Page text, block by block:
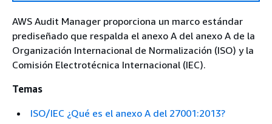
AWS Audit Manager proporciona un marco estándar
prediseñado que respalda el anexo A del anexo A de la
Organización Internacional de Normalización (ISO) y la
Comisión Electrotécnica Internacional (IEC).
Temas
ISO/IEC ¿Qué es el anexo A del 27001:2013?